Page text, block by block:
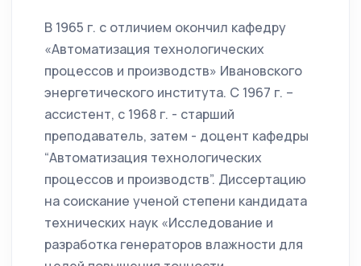
В 1965 г. с отличием окончил кафедру
«Автоматизация технологических
процессов и производств» Ивановского
энергетического института. С 1967 г. –
ассистент, с 1968 г. - старший
преподаватель, затем - доцент кафедры
“Автоматизация технологических
процессов и производств”. Диссертацию
на соискание ученой степени кандидата
технических наук «Исследование и
разработка генераторов влажности для